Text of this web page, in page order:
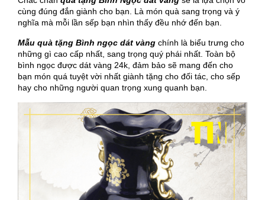
cùng đúng đắn giành cho bạn. Là món quà sang trọng và ý
nghĩa mà mỗi lần sếp bạn nhìn thấy đều nhớ đến bạn.
Mẫu quà tặng Bình ngọc dát vàng chính là biểu trưng cho
những gì cao cấp nhất, sang trọng quý phái nhất. Toàn bộ
bình ngọc được dát vàng 24k, đảm bảo sẽ mang đến cho
bạn món quá tuyệt vời nhất giành tặng cho đối tác, cho sếp
hay cho những người quan trọng xung quanh bạn.